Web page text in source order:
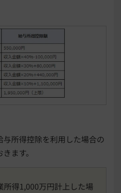
所得控除を利用した場合の
ます。
所得1,000万円計上した場